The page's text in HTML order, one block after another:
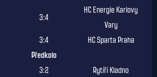
3:4
HC Energie Karlovy
Vary
3:4
HC Sparta Praha
Předkolo
3:2
Rytíři Kladno